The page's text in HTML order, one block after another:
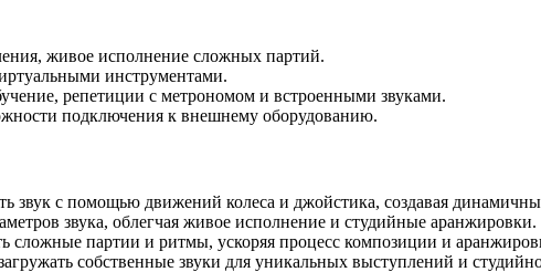
живое исполнение сложных партий.
инструментами.
репетиции с метрономом и встроенными звуками.
подключения к внешнему оборудованию.
звук с помощью движений колеса и джойстика, создавая
звука, облегчая живое исполнение и студийные аранжировки.
сложные партии и ритмы, ускоряя процесс композиции и
собственные звуки для уникальных выступлений и